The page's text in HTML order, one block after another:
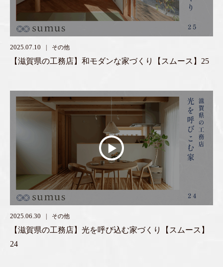
【滋賀県の工務店】和モダンな家づくり【スムース】25
2025.07.10 その他
【滋賀県の工務店】光を呼び込む家づくり【スムース】
24
2025.06.30 その他